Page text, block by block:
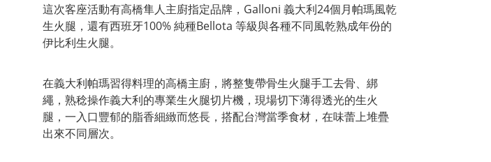
這次客座活動有高橋隼人主廚指定品牌，Galloni 義大利24個月帕瑪風乾
生火腿，還有西班牙100% 純種Bellota 等級與各種不同風乾熟成年份的
伊比利生火腿。
在義大利帕瑪習得料理的高橋主廚，將整隻帶骨生火腿手工去骨、綁
繩，熟稔操作義大利的專業生火腿切片機，現場切下薄得透光的生火
腿，一入口豐郁的脂香細緻而悠長，搭配台灣當季食材，在味蕾上堆疊
出來不同層次。​